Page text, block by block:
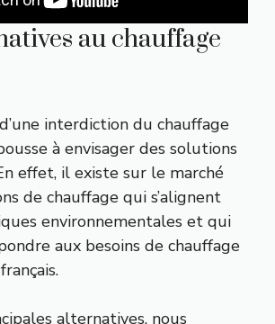
au chauffage
interdiction du chauffage
à envisager des solutions
effet, il existe sur le marché
de chauffage qui s’alignent
environnementales et qui
aux besoins de chauffage
alternatives, nous